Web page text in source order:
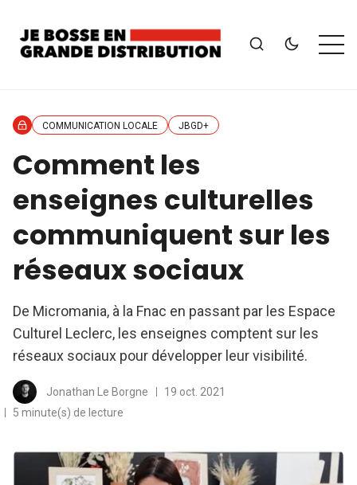
COMMUNICATION LOCALE JBGD+
Comment les
enseignes culturelles
communiquent sur les
réseaux sociaux
De Micromania, à la Fnac en passant par les Espace
Culturel Leclerc, les enseignes comptent sur les
réseaux sociaux pour développer leur visibilité.
Jonathan Le Borgne
19 oct. 2021
5 minute(s) de lecture